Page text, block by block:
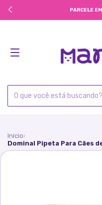
PARCELE
Início›
Dominal Pipeta Para Cães